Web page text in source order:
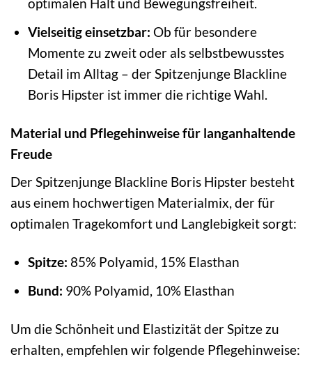
Vielseitig einsetzbar: Ob für besondere
Momente zu zweit oder als selbstbewusstes
Detail im Alltag – der Spitzenjunge Blackline
Boris Hipster ist immer die richtige Wahl.
Material und Pflegehinweise für langanhaltende
Freude
Der Spitzenjunge Blackline Boris Hipster besteht
aus einem hochwertigen Materialmix, der für
optimalen Tragekomfort und Langlebigkeit sorgt:
Spitze: 85% Polyamid, 15% Elasthan
Bund: 90% Polyamid, 10% Elasthan
Um die Schönheit und Elastizität der Spitze zu
erhalten, empfehlen wir folgende Pflegehinweise: